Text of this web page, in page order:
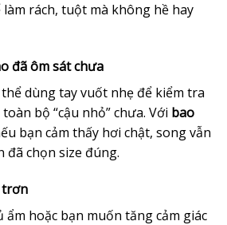
rách, tuột mà không hề hay
đã ôm sát chưa
dùng tay vuốt nhẹ để kiểm tra
bộ “cậu nhỏ” chưa. Với bao
bạn cảm thấy hơi chật, song vẫn
đã chọn size đúng.
trơn
ẩm hoặc bạn muốn tăng cảm giác